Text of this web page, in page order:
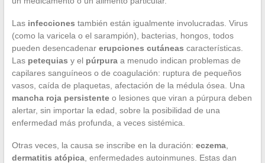
Las infecciones también están igualmente involucradas. Virus
(como la varicela o el sarampión), bacterias, hongos, todos
pueden desencadenar erupciones cutáneas características.
Las petequias y el púrpuraa menudo indican problemas de
capilares sanguíneos o de coagulación: ruptura de pequeños
vasos, caída de plaquetas, afectación de la médula ósea. Una
mancha roja persistenteo lesiones que viran a púrpura deben
alertar, sin importar la edad, sobre la posibilidad de una
enfermedad más profunda, a veces sistémica.
Otras veces, la causa se inscribe en la duración: eczema,
dermatitis atópica, enfermedades autoinmunes. Estas dan